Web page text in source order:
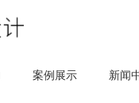
案例展示 新闻